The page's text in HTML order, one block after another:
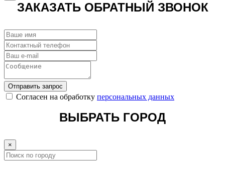
ЗАКАЗАТЬ ОБРАТНЫЙ ЗВОНОК
Отправить запрос
Cогласен на обработку персональных данных
ВЫБРАТЬ ГОРОД
×